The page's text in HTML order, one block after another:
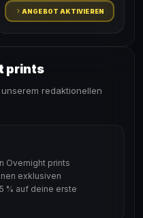
ANGEBOT AKTIVIEREN
prints
redaktionellen
Overnight prints
exklusiven
% auf deine erste